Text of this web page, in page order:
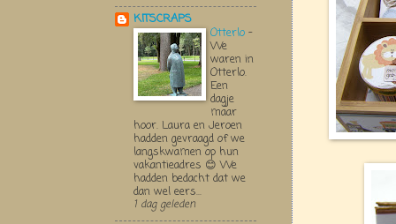
KITSCRAPS
Otterlo -
We
waren in
Otterlo.
Een
dagje
maar
hoor. Laura en Jeroen
hadden gevraagd of we
langskwamen op hun
vakantieadres 😊 We
hadden bedacht dat we
dan wel eers...
1 dag geleden